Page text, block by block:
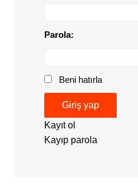
Parola:
Beni hatırla
Giriş yap
Kayıt ol
Kayıp parola